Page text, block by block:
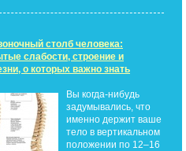
столб человека:
слабости, строение и
о которых важно знать
Вы когда-нибудь
задумывались, что
именно держит ваше
тело в вертикальном
положении по 12–16